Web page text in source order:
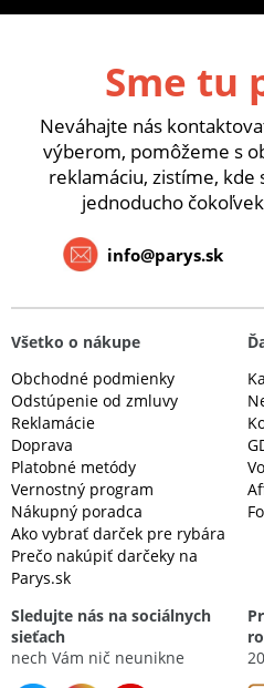
Sme tu
Neváhajte nás
výberom, pomôžeme s
reklamáciu, zistíme, kde
jednoducho
info@parys.sk
Všetko o nákupe
Obchodné podmienky
Odstúpenie od zmluvy
Reklamácie
Doprava
Platobné metódy
Vernostný program
Nákupný poradca
Ako vybrať darček pre rybára
Prečo nakúpiť darčeky na
Parys.sk
Sledujte nás na sociálnych
sieťach
nech Vám nič neunikne